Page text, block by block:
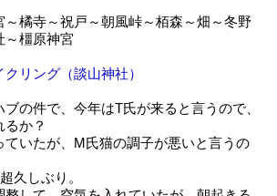
～祝戸～朝風峠～栢森～畑～冬野
～橿原神宮
リング（談山神社）
の件で、今年はT氏が来ると言うので、
か？
いたが、M氏猫の調子が悪いと言うの
久しぶり。